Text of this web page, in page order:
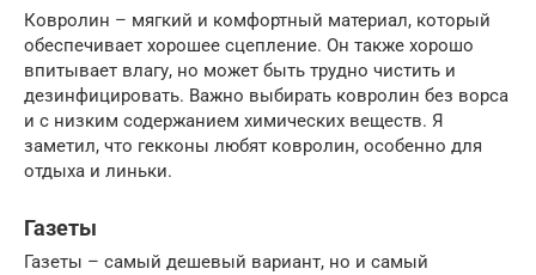
Ковролин – мягкий и комфортный материал, который
обеспечивает хорошее сцепление. Он также хорошо
впитывает влагу, но может быть трудно чистить и
дезинфицировать. Важно выбирать ковролин без ворса
и с низким содержанием химических веществ. Я
заметил, что гекконы любят ковролин, особенно для
отдыха и линьки.
Газеты
Газеты – самый дешевый вариант, но и самый